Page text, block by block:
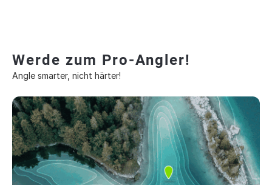
Werde zum Pro-Angler!
Angle smarter, nicht härter!